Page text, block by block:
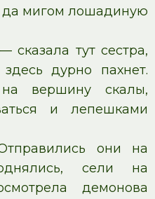
да мигом лошадиную
тут сестра,
дурно пахнет.
вершину скалы,
и лепешками
они на
сели на
демонова